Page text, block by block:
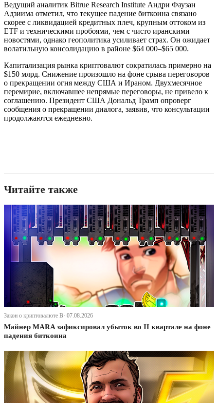
Ведущий аналитик Bitrue Research Institute Андри Фаузан
Адзиима отметил, что текущее падение биткоина связано
скорее с ликвидацией кредитных плеч, крупным оттоком из
ETF и техническими пробоями, чем с чисто иранскими
новостями, однако геополитика усиливает страх. Он ожидает
волатильную консолидацию в районе $64 000–$65 000.
Капитализация рынка криптовалют сократилась примерно на
$150 млрд. Снижение произошло на фоне срыва переговоров
о прекращении огня между США и Ираном. Двухмесячное
перемирие, включавшее непрямые переговоры, не привело к
соглашению. Президент США Дональд Трамп опроверг
сообщения о прекращении диалога, заявив, что консультации
продолжаются ежедневно.
Читайте также
Закон о криптовалюте В· 07.08.2026
Майнер MARA зафиксировал убыток во II квартале на фоне
падения биткоина